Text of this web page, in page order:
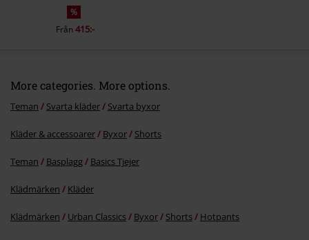
%
Från415:-
More categories. More options.
Teman Svarta kläder Svarta byxor
Kläder & accessoarer Byxor Shorts
Teman Basplagg Basics Tjejer
Klädmärken Kläder
Klädmärken Urban Classics Byxor Shorts Hotpants